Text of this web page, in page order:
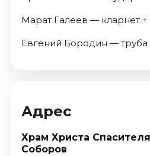
Марат Галеев — кларнет +
Евгений Бородин — труба
Адрес
Храм Христа
Соборов